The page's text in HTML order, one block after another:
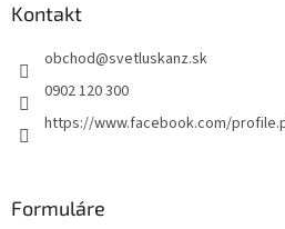
Kontakt
obchod@svetluskanz.sk
0902 120 300
https://www.facebook.com/
Formuláre